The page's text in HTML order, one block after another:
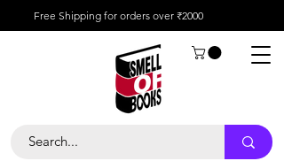
Free Shipping for orders over ₹2000